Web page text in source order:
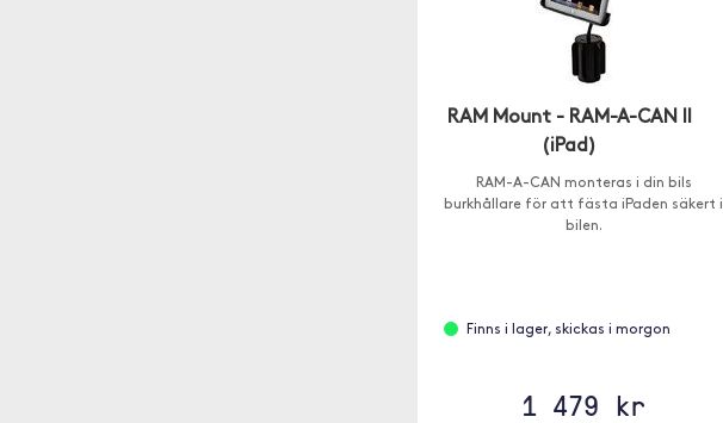
RAM Mount - RAM-A-CAN II
(iPad)
RAM-A-CAN monteras i din bils
burkhållare för att fästa iPaden säkert i
bilen.
Finns i lager, skickas i morgon
1 479 kr